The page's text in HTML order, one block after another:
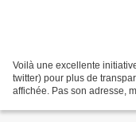
Voilà une excellente
twitter) pour plus de
affichée. Pas son adresse,